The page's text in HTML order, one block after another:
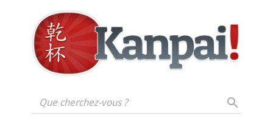
Que cherchez-vous ?